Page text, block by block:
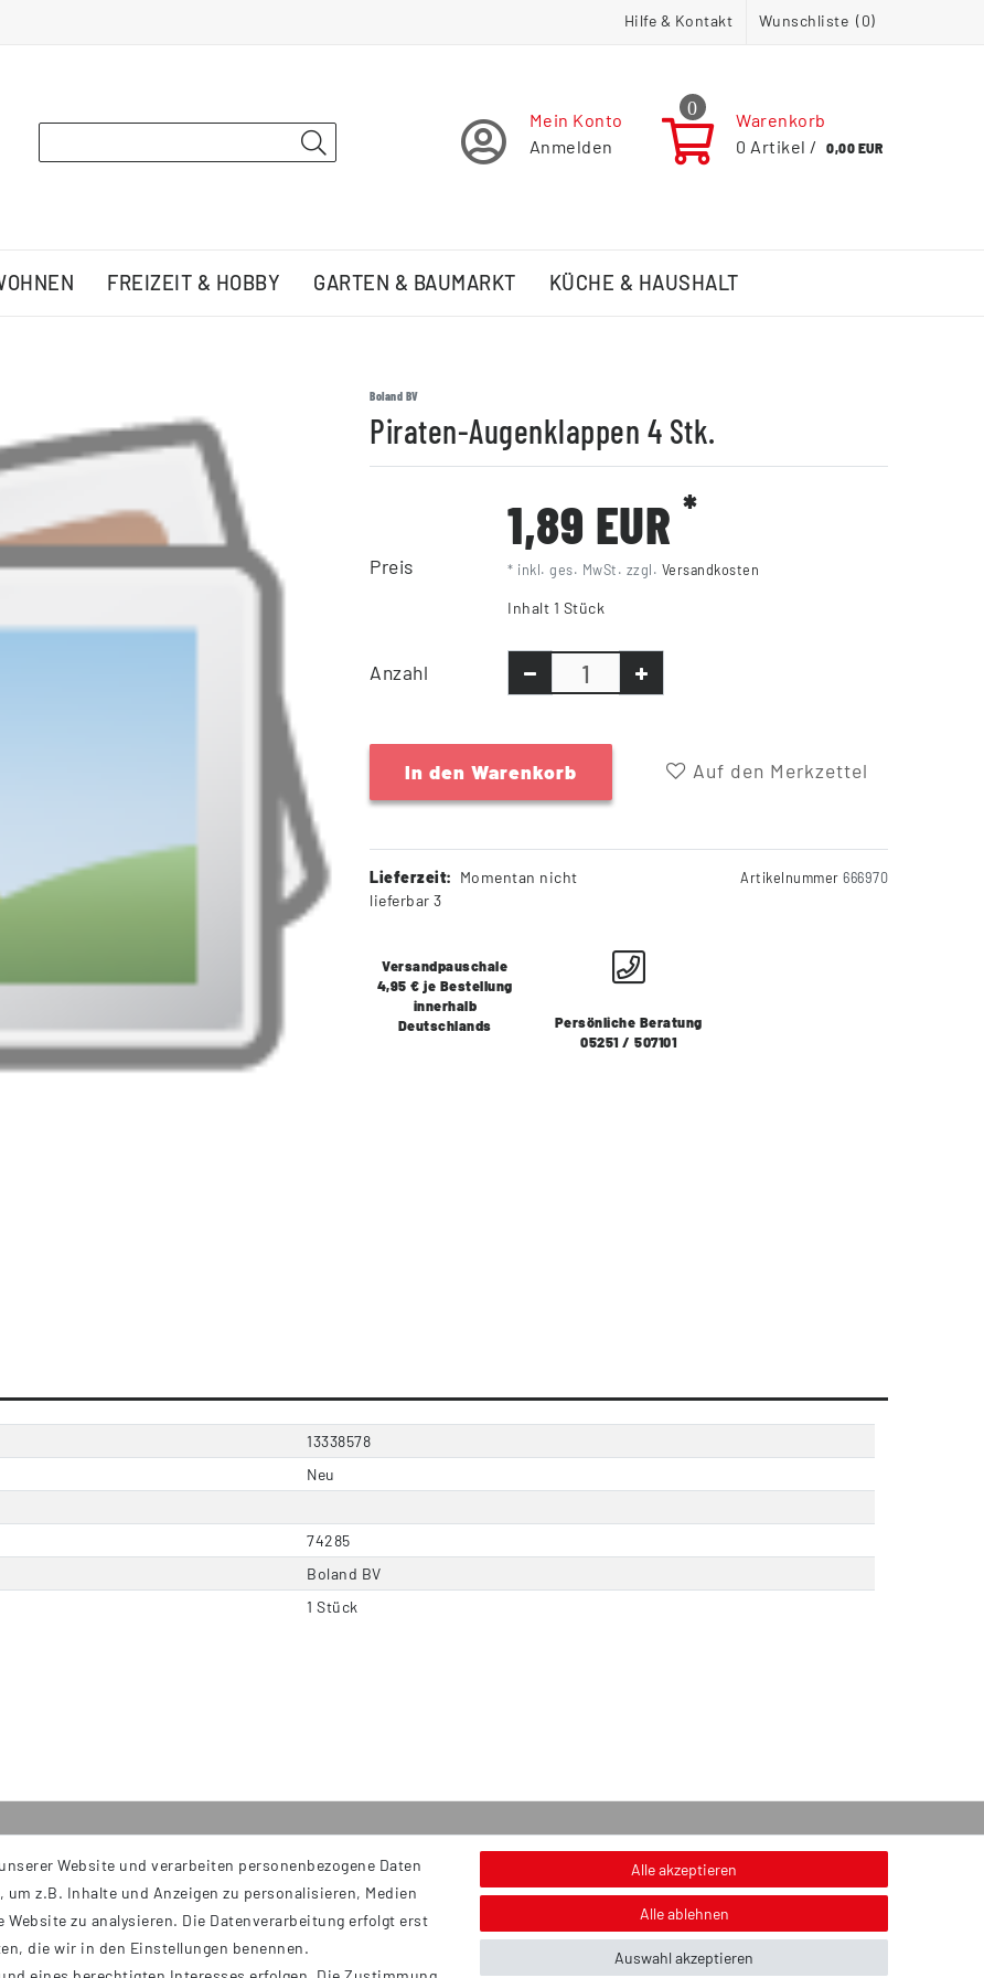
Hilfe & Kontakt Wunschliste (0)
Mein Konto
Anmelden
0
Warenkorb
0 Artikel / 0,00 EUR
FREIZEIT & HOBBY GARTEN & BAUMARKT KÜCHE & HAUSHALT
Boland BV
Piraten-Augenklappen 4 Stk.
Preis
1,89 EUR *
* inkl. ges. MwSt. zzgl. Versandkosten
Inhalt 1 Stück
Anzahl
In den Warenkorb Auf den Merkzettel
Lieferzeit: Momentan nicht
lieferbar 3
Artikelnummer 666970
Versandpauschale
4,95 € je Bestellung
innerhalb
Deutschlands
Persönliche Beratung
05251 / 507101
13338578
Neu
74285
Boland BV
1 Stück
Service
Kontakt
Versand
Hinweis zur Entsorgung von Altbatterien & Altöl
Bildnachweis
Website und verarbeiten personenbezogene Daten
z.B. Inhalte und Anzeigen zu personalisieren, Medien
zu analysieren. Die Datenverarbeitung erfolgt erst
die wir in den Einstellungen benennen.
Alle akzeptieren
Alle ablehnen
Auswahl akzeptieren